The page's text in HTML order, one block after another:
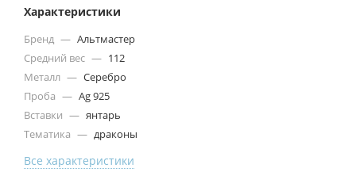
Характеристики
Бренд — Альтмастер
Средний вес — 112
Металл — Серебро
Проба — Ag 925
Вставки — янтарь
Тематика — драконы
Все характеристики